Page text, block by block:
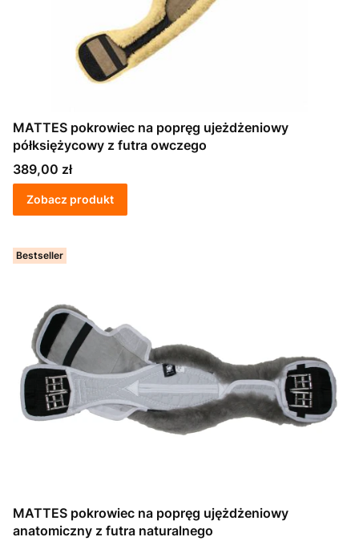
MATTES pokrowiec na popręg ujeżdżeniowy
półksiężycowy z futra owczego
Cena
389,00 zł
Zobacz produkt
Bestseller
MATTES pokrowiec na popręg ujężdżeniowy
anatomiczny z futra naturalnego